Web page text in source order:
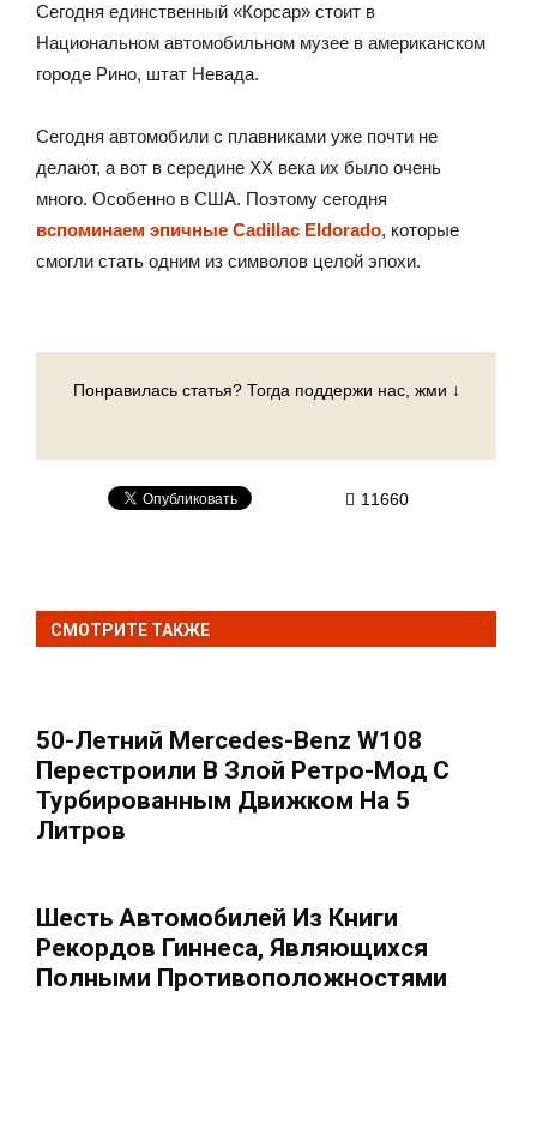
Сегодня единственный «Корсар» стоит в
Национальном автомобильном музее в американском
городе Рино, штат Невада.
Сегодня автомобили с плавниками уже почти не
делают, а вот в середине XX века их было очень
много. Особенно в США. Поэтому сегодня
вспоминаем эпичные Cadillac Eldorado, которые
смогли стать одним из символов целой эпохи.
Понравилась статья? Тогда поддержи нас, жми ↓
11660
СМОТРИТЕ ТАКЖЕ
50-Летний Mercedes-Benz W108
Перестроили В Злой Ретро-Мод С
Турбированным Движком На 5
Литров
Шесть Автомобилей Из Книги
Рекордов Гиннеса, Являющихся
Полными Противоположностями